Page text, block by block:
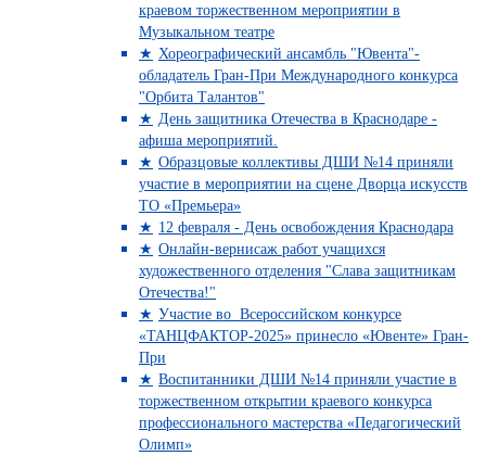
краевом торжественном мероприятии в
Музыкальном театре
Хореографический ансамбль "Ювента"-
обладатель Гран-При Международного конкурса
"Орбита Талантов"
День защитника Отечества в Краснодаре -
афиша мероприятий.
Образцовые коллективы ДШИ №14 приняли
участие в мероприятии на сцене Дворца искусств
ТО «Премьера»
12 февраля - День освобождения Краснодара
Онлайн-вернисаж работ учащихся
художественного отделения "Слава защитникам
Отечества!"
Участие во Всероссийском конкурсе
«ТАНЦФАКТОР-2025» принесло «Ювенте» Гран-
При
Воспитанники ДШИ №14 приняли участие в
торжественном открытии краевого конкурса
профессионального мастерства «Педагогический
Олимп»